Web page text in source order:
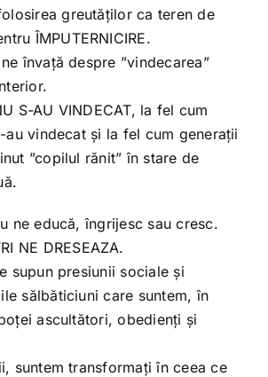
greutăților ca teren de
ÎMPUTERNICIRE.
învață despre ”vindecarea”
S-AU VINDECAT, la fel cum
vindecat și la fel cum generații
”copilul rănit” în stare de
ne educă, îngrijesc sau cresc.
NE DRESEAZA.
supun presiunii sociale și
sălbăticiuni care suntem, în
ascultători, obedienți și
suntem transformați în ceea ce